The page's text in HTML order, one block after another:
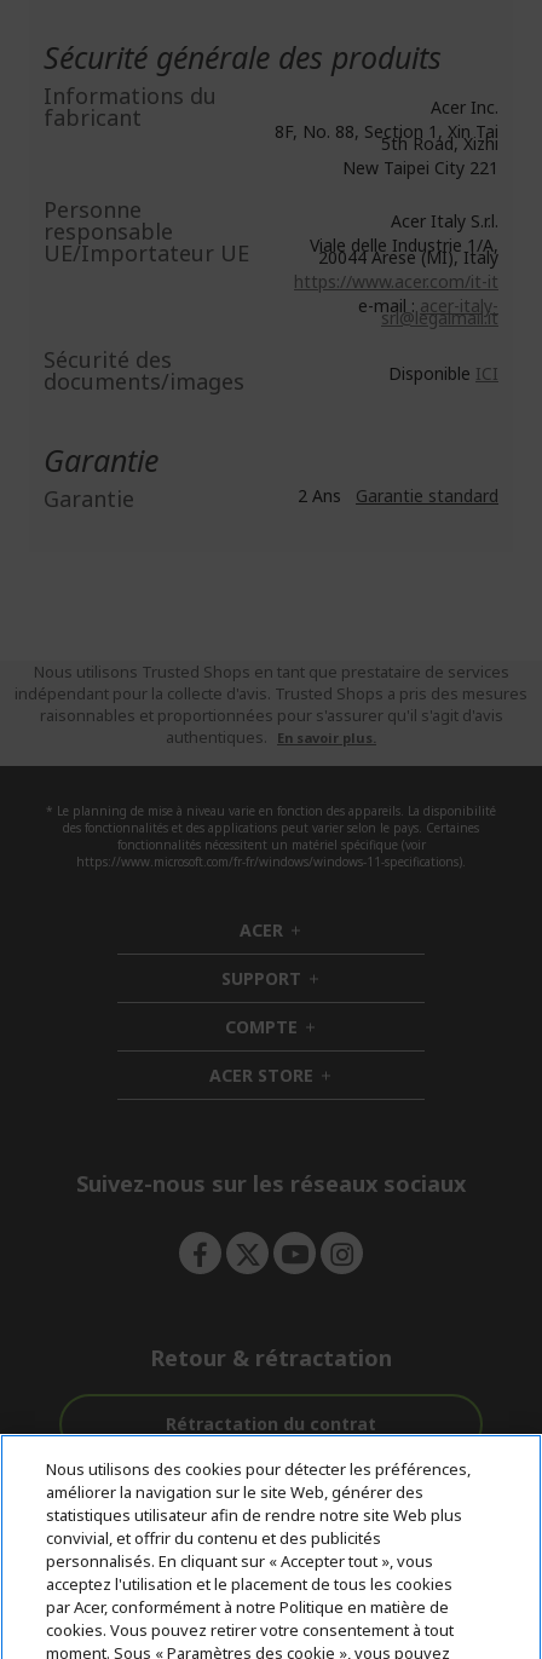
Sécurité générale des produits
Informations du
fabricant
Acer Inc.
8F, No. 88, Section 1, Xin Tai
5th Road, Xizhi
New Taipei City 221
Personne
responsable
UE/Importateur UE
Acer Italy S.r.l.
Viale delle Industrie 1/A,
20044 Arese (MI), Italy
https://www.acer.com/it-it
e-mail :acer-italy-
srl@legalmail.it
Sécurité des
documents/images Disponible ICI
Garantie
Garantie 2 Ans Garantie standard
Nous utilisons Trusted Shops en tant que prestataire de services
indépendant pour la collecte d'avis. Trusted Shops a pris des mesures
raisonnables et proportionnées pour s'assurer qu'il s'agit d'avis
authentiques.
En savoir plus.
* Le planning de mise à niveau varie en fonction des appareils. La disponibilité
des fonctionnalités et des applications peut varier selon le pays. Certaines
fonctionnalités nécessitent un matériel spécifique (voir
https://www.microsoft.com/fr-fr/windows/windows-11-specifications).
ACER h
i
d
d
e
n
SUPPORT h
i
d
d
e
n
COMPTE h
i
d
d
ACER STORE h
i
e
Suivez-nous sur les réseaux sociaux
Retour & rétractation
Rétractation du contrat
Livraison
Gratuite
Accompagnement
avant et après-
vente
Avec 0%
D'intérêt
© 2026 Acer Inc.
CPYou BV est le revendeur et marchand agréé pour les produits et
services proposés au sein de ce magasin.
Nous utilisons des cookies pour détecter les préférences,
améliorer la navigation sur le site Web, générer des
statistiques utilisateur afin de rendre notre site Web plus
convivial, et offrir du contenu et des publicités
personnalisés. En cliquant sur « Accepter tout », vous
acceptez l'utilisation et le placement de tous les cookies
par Acer, conformément à notre Politique en matière de
cookies. Vous pouvez retirer votre consentement à tout
moment. Sous « Paramètres des cookie », vous pouvez